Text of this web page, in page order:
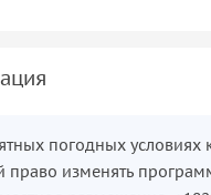
погодных условиях
право изменять